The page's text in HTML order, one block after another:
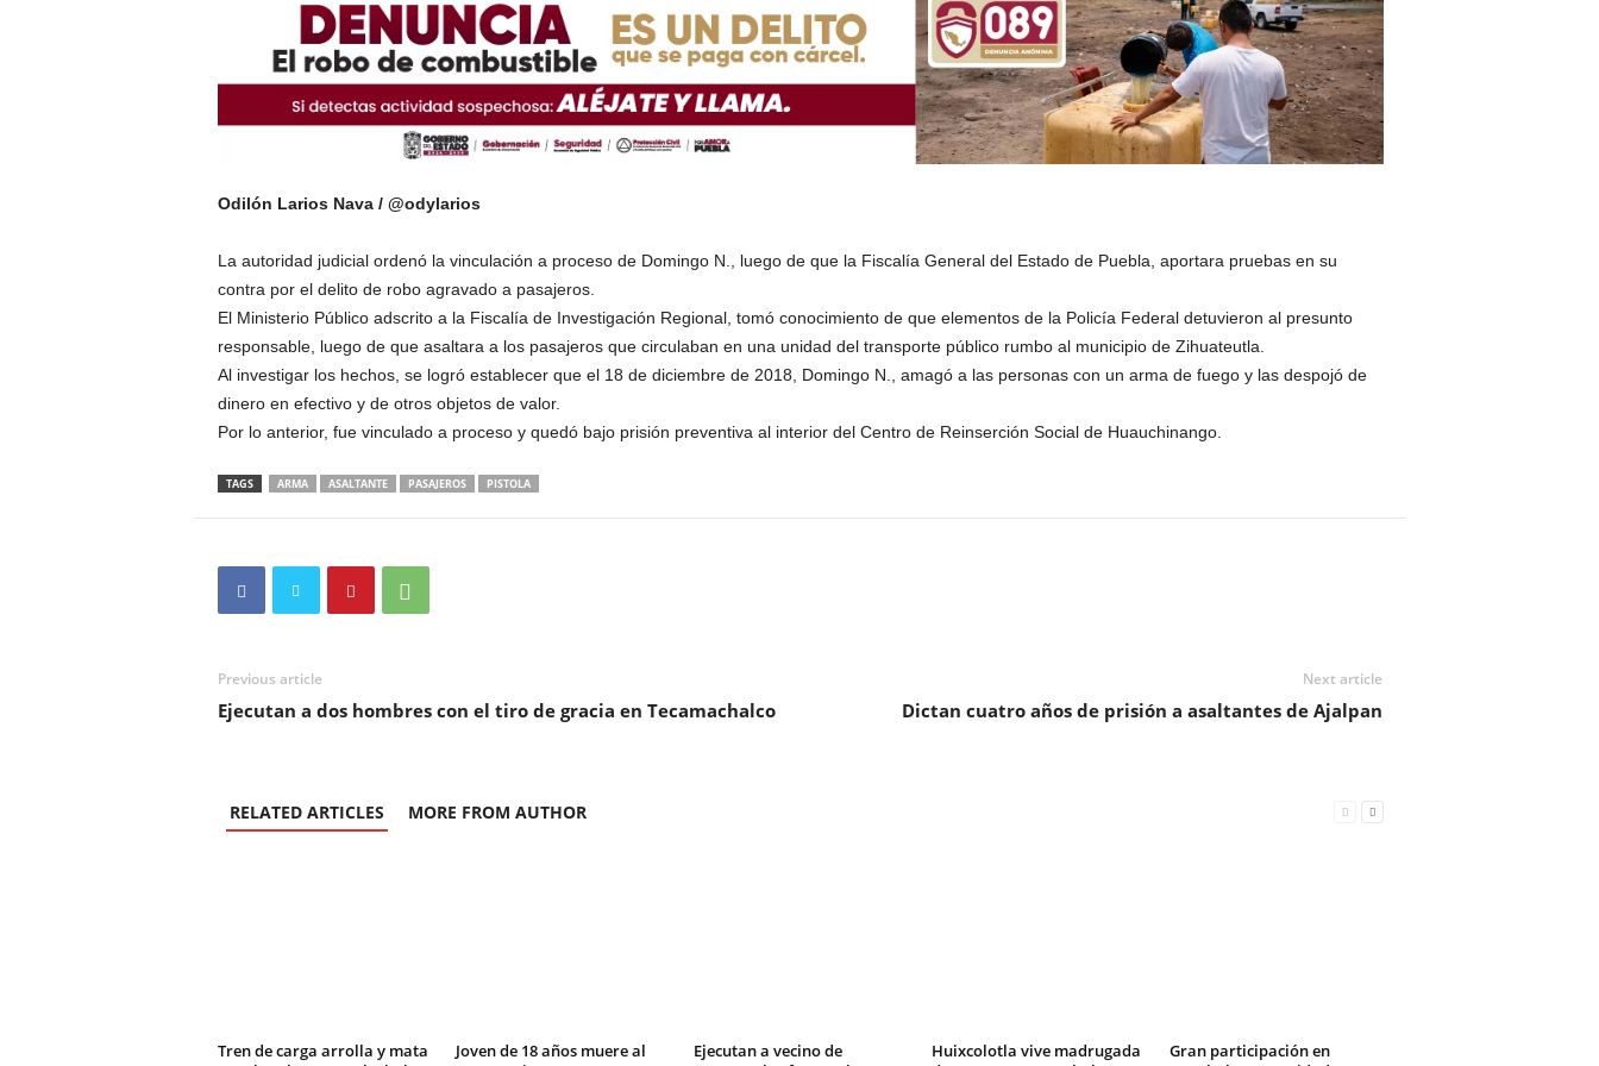
Odilón Larios Nava / @odylarios
La autoridad judicial ordenó la vinculación a proceso de Domingo N., luego de que la Fiscalía General del Estado de Puebla, aportara pruebas en su
contra por el delito de robo agravado a pasajeros.
El Ministerio Público adscrito a la Fiscalía de Investigación Regional, tomó conocimiento de que elementos de la Policía Federal detuvieron al presunto
responsable, luego de que asaltara a los pasajeros que circulaban en una unidad del transporte público rumbo al municipio de Zihuateutla.
Al investigar los hechos, se logró establecer que el 18 de diciembre de 2018, Domingo N., amagó a las personas con un arma de fuego y las despojó de
dinero en efectivo y de otros objetos de valor.
Por lo anterior, fue vinculado a proceso y quedó bajo prisión preventiva al interior del Centro de Reinserción Social de Huauchinango.
TAGS ARMA ASALTANTE PASAJEROS PISTOLA
Previous article
Ejecutan a dos hombres con el tiro de gracia en Tecamachalco
Next article
Dictan cuatro años de prisión a asaltantes de Ajalpan
RELATED ARTICLES MORE FROM AUTHOR
Tren de carga arrolla y mata
Joven de 18 años muere al
Ejecutan a vecino de
Huixcolotla vive madrugada
Gran participación en